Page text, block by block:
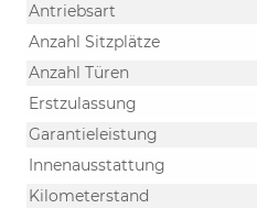
Antriebsart
Anzahl Sitzplätze
Anzahl Türen
Erstzulassung
Garantieleistung
Innenausstattung
Kilometerstand